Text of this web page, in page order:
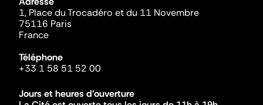
1, Place du Trocadéro et du 11 Novembre
75116 Paris
France
Téléphone
+33 1 58 51 52 00
Jours et heures d'ouverture